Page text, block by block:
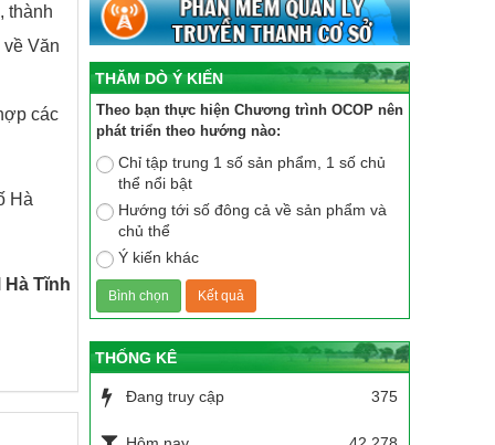
thành
Văn
các
Hà
Tĩnh
THĂM DÒ Ý KIẾN
Theo bạn thực hiện Chương trình OCOP nên
phát triển theo hướng nào:
Chỉ tập trung 1 số sản phẩm, 1 số chủ
thể nổi bật
Hướng tới số đông cả về sản phẩm và
chủ thể
Ý kiến khác
THỐNG KÊ
Đang truy cập 375